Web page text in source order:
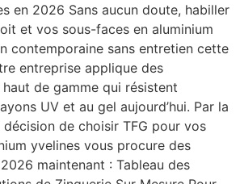
en 2026 Sans aucun doute, habiller
et vos sous-faces en aluminium
contemporaine sans entretien cette
entreprise applique des
de gamme qui résistent
UV et au gel aujourd’hui. Par la
de choisir TFG pour vos
yvelines vous procure des
maintenant : Tableau des